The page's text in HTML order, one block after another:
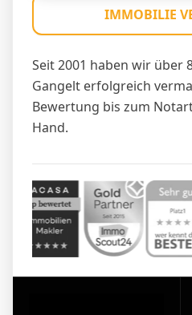
Seit 2001 haben wir über
Gangelt erfolgreich
Bewertung bis zum
Hand.
IMMOBILIE